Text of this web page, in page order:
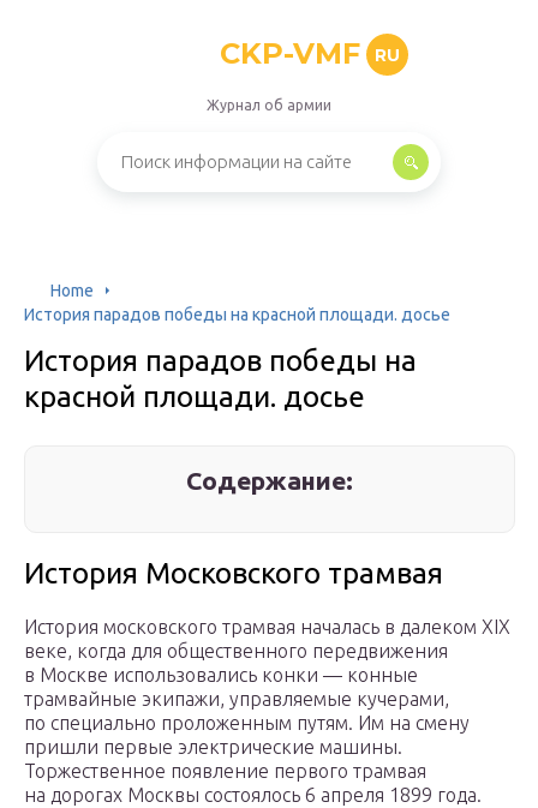
CKP-VMF RU
Журнал об армии
Home
История парадов победы на красной площади. досье
История парадов победы на
красной площади. досье
Содержание:
История Московского трамвая
История московского трамвая началась в далеком XIX
веке, когда для общественного передвижения
в Москве использовались конки — конные
трамвайные экипажи, управляемые кучерами,
по специально проложенным путям. Им на смену
пришли первые электрические машины.
Торжественное появление первого трамвая
на дорогах Москвы состоялось 6 апреля 1899 года.